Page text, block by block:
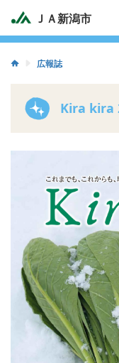
ＪＡ新潟市
広報誌
Kira kira